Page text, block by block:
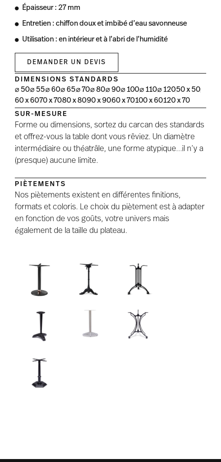
Épaisseur : 27 mm
Entretien : chiffon doux et imbibé d’eau savonneuse
Utilisation : en intérieur et à l’abri de l’humidité
DEMANDER UN DEVIS
DIMENSIONS STANDARDS
⌀ 50⌀ 55⌀ 60⌀ 65⌀ 70⌀ 80⌀ 90⌀ 100⌀ 110⌀ 12050 x 50
60 x 6070 x 7080 x 8090 x 9060 x 70100 x 60120 x 70
SUR-MESURE
Forme ou dimensions, sortez du carcan des standards
et offrez-vous la table dont vous rêviez. Un diamètre
intermédiaire ou théatrâle, une forme atypique…il n’y a
(presque) aucune limite.
PIÈTEMENTS
Nos piètements existent en différentes finitions,
formats et coloris. Le choix du piètement est à adapter
en fonction de vos goûts, votre univers mais
également de la taille du plateau.